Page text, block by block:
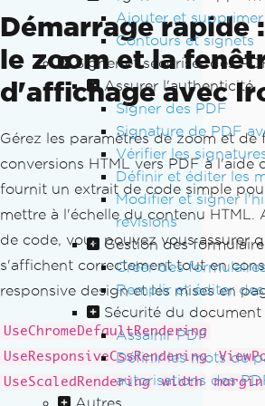
Ajouter et
Contours et signets
Signer et sécuriser des
Assurer l'authenticité
Signer des PDF
Signature de PDF
Vérifier les
Définir et éditer les
Modifier et signer
révisions
Gestion des
Créer des
Remplir et éditer
Sécurité du document
Assainir PDF
Définir les mots de
autorisations des
Autres
Démarrage rapide
le zoom et la
d'affichage avec
Gérez les paramètres de zoom et de
conversions HTML vers PDF à l'aide
fournit un extrait de code simple
mettre à l'échelle du contenu HTML.
de code, vous pouvez vous assurer
s'affichent correctement tout en
responsive design et les mises en
UseChromeDefaultRendering
UseResponsiveCssRendering
UseScaledRendering
width margin